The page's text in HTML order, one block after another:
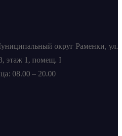
округ Раменки, ул.
этаж 1, помещ. I
08.00 – 20.00